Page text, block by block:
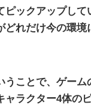
ピックアップし
どれだけ今の環
うことで、ゲーム
ャラクター4体の